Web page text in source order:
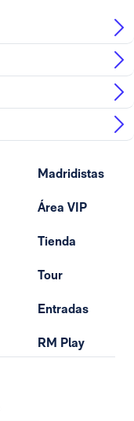
Madridistas
Área VIP
Tienda
Tour
Entradas
RM Play